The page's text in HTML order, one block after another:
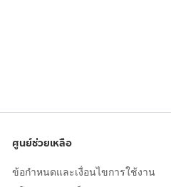
ศูนย์ช่วยเหลือ
ข้อกำหนดและเงื่อนไขการใช้งาน